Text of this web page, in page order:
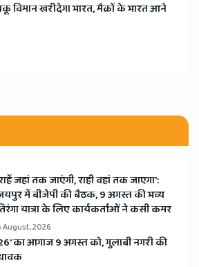
विमान खरीदेगा भारत, मैक्रों के भारत आने
जहां तक जाएंगी, राही वहां तक जाएगा':
में बीजेपी की बैठक, 9 अगस्त की भव्य
यात्रा के लिए कार्यकर्ताओं ने कसी कमर
August, 2026
का आगाज 9 अगस्त को, गुलाबी नगरी की